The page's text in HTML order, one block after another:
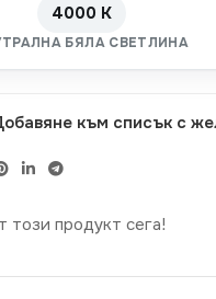
4000 K
БЯЛА СВЕТЛИНА
към списък с
този продукт сега!